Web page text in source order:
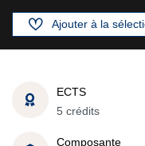
Ajouter à la
ECTS
5 crédits
Composante